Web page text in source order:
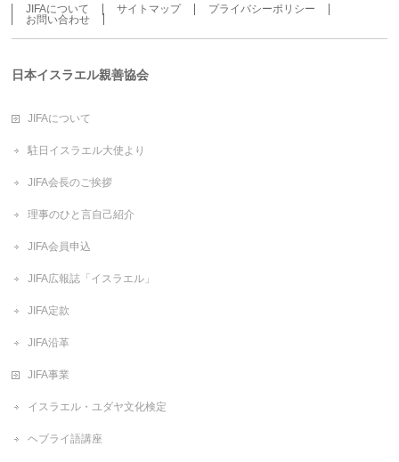
JIFAについて サイトマップ
プライバシーポリシー
お問い合わせ
日本イスラエル親善協会
JIFAについて
駐日イスラエル大使より
JIFA会長のご挨拶
理事のひと言自己紹介
JIFA会員申込
JIFA広報誌「イスラエル」
JIFA定款
JIFA沿革
JIFA事業
イスラエル・ユダヤ文化検定
ヘブライ語講座